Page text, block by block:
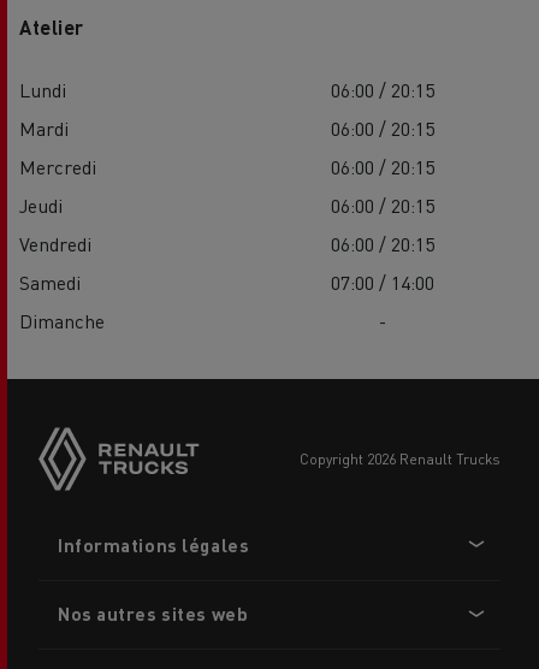
Atelier
Lundi
06:00 / 20:15
Mardi
06:00 / 20:15
Mercredi
06:00 / 20:15
Jeudi
06:00 / 20:15
Vendredi
06:00 / 20:15
Samedi
07:00 / 14:00
Dimanche
-
buttons
copyright 2026 Renault Trucks
menu
Informations légales
Nos autres sites web